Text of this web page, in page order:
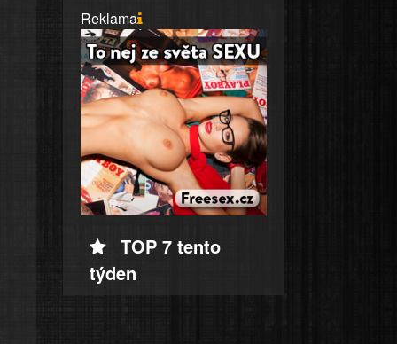
Reklama
TOP 7 tento
týden